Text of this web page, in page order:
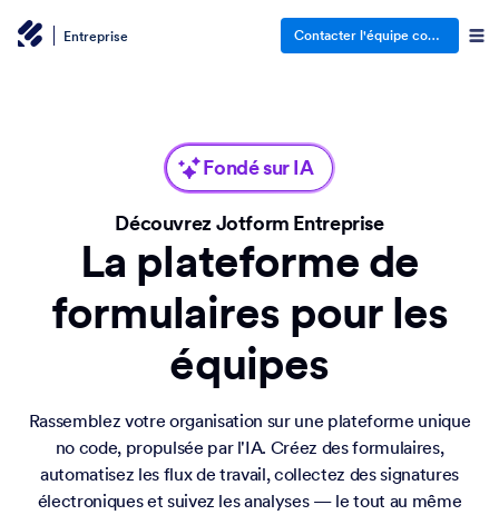
Entreprise Contacter l'équipe commerciale
Fondé sur IA
Découvrez Jotform Entreprise
La plateforme de
formulaires pour les
équipes
Rassemblez votre organisation sur une plateforme unique
no code, propulsée par l'IA. Créez des formulaires,
automatisez les flux de travail, collectez des signatures
électroniques et suivez les analyses — le tout au même